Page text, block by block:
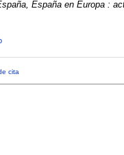
España en Europa :
cita